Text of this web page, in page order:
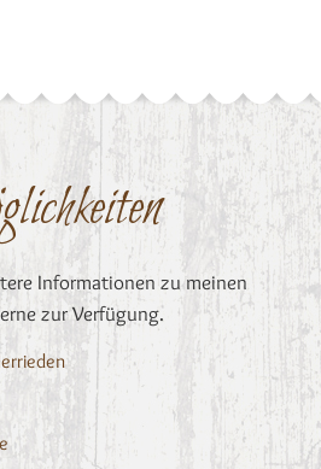
Informationen zu meinen
zur Verfügung.